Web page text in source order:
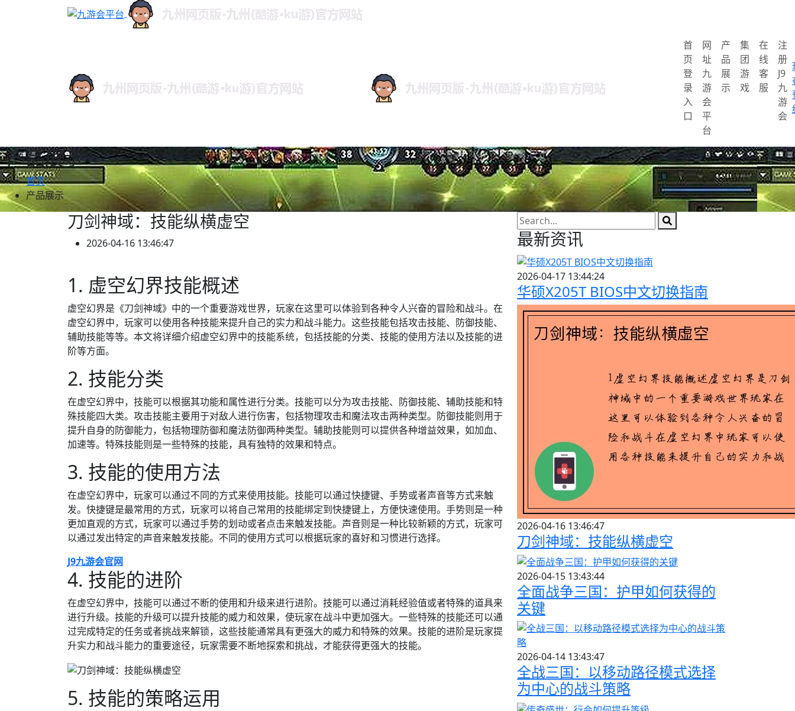
首
页
登
录
入
口
网
址
九
游
会
平
台
产
品
展
示
集
团
游
戏
在
线
客
服
注
册
J9
九
游
会
产品展示
首页
产品展示
刀剑神域：技能纵横虚空
2026-04-16 13:46:47
1. 虚空幻界技能概述
虚空幻界是《刀剑神域》中的一个重要游戏世界，玩家在这里可以体验到各种令人兴奋的冒险和战斗。在
虚空幻界中，玩家可以使用各种技能来提升自己的实力和战斗能力。这些技能包括攻击技能、防御技能、
辅助技能等等。本文将详细介绍虚空幻界中的技能系统，包括技能的分类、技能的使用方法以及技能的进
阶等方面。
2. 技能分类
在虚空幻界中，技能可以根据其功能和属性进行分类。技能可以分为攻击技能、防御技能、辅助技能和特
殊技能四大类。攻击技能主要用于对敌人进行伤害，包括物理攻击和魔法攻击两种类型。防御技能则用于
提升自身的防御能力，包括物理防御和魔法防御两种类型。辅助技能则可以提供各种增益效果，如加血、
加速等。特殊技能则是一些特殊的技能，具有独特的效果和特点。
3. 技能的使用方法
在虚空幻界中，玩家可以通过不同的方式来使用技能。技能可以通过快捷键、手势或者声音等方式来触
发。快捷键是最常用的方式，玩家可以将自己常用的技能绑定到快捷键上，方便快速使用。手势则是一种
更加直观的方式，玩家可以通过手势的划动或者点击来触发技能。声音则是一种比较新颖的方式，玩家可
以通过发出特定的声音来触发技能。不同的使用方式可以根据玩家的喜好和习惯进行选择。
J9九游会官网
4. 技能的进阶
在虚空幻界中，技能可以通过不断的使用和升级来进行进阶。技能可以通过消耗经验值或者特殊的道具来
进行升级。技能的升级可以提升技能的威力和效果，使玩家在战斗中更加强大。一些特殊的技能还可以通
过完成特定的任务或者挑战来解锁，这些技能通常具有更强大的威力和特殊的效果。技能的进阶是玩家提
升实力和战斗能力的重要途径，玩家需要不断地探索和挑战，才能获得更强大的技能。
5. 技能的策略运用
最新资讯
2026-04-17 13:44:24
华硕X205T BIOS中文切换指南
2026-04-16 13:46:47
刀剑神域：技能纵横虚空
2026-04-15 13:43:44
全面战争三国：护甲如何获得的
关键
2026-04-14 13:43:47
全战三国：以移动路径模式选择
为中心的战斗策略